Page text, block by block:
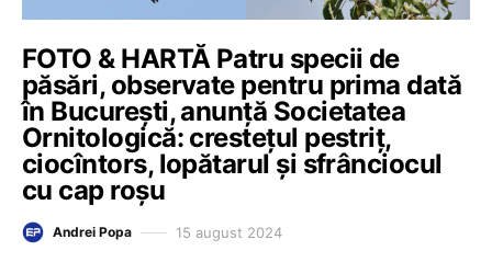
FOTO & HARTĂ Patru specii de
păsări, observate pentru prima dată
în București, anunță Societatea
Ornitologică: crestețul pestriț,
ciocîntors, lopătarul și sfrânciocul
cu cap roșu
Andrei Popa 15 august 2024